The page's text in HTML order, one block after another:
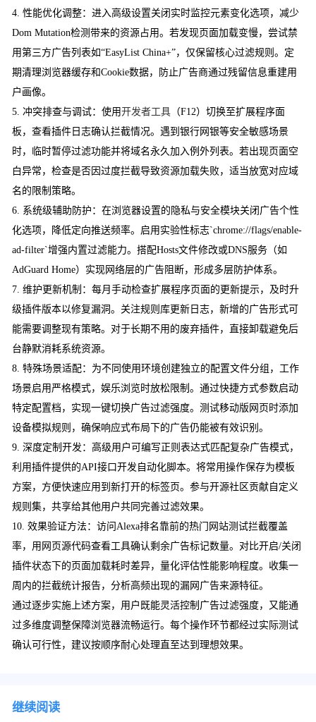
4. 性能优化调整：进入高级设置关闭实时监控元素变化选项，减少
Dom Mutation检测带来的资源占用。若发现页面加载变慢，尝试禁
用第三方广告列表如“EasyList China+”，仅保留核心过滤规则。定
期清理浏览器缓存和Cookie数据，防止广告商通过残留信息重建用
户画像。
5. 冲突排查与调试：使用开发者工具 （F12）切换至扩展程序面
板，查看插件日志确认拦截情况。遇到银行网银等安全敏感场景
时，临时暂停过滤功能并将域名永久加入例外列表。若出现页面空
白异常，检查是否因过度拦截导致资源加载失败，适当放宽对应域
名的限制策略。
6. 系统级辅助防护：在浏览器设置的隐私与安全模块关闭广告个性
化选项，降低定向推送频率。启用实验性标志`chrome://flags/enable-
ad-filter`增强内置过滤能力。搭配Hosts文件修改或DNS服务（如
AdGuard Home）实现网络层的广告阻断，形成多层防护体系。
7. 维护更新机制：每月手动检查扩展程序页面的更新提示，及时升
级插件版本以修复漏洞。关注规则库更新日志，新增的广告形式可
能需要调整现有策略。对于长期不用的废弃插件，直接卸载避免后
台静默消耗系统资源。
8. 特殊场景适配：为不同使用环境创建独立的配置文件分组，工作
场景启用严格模式，娱乐浏览时放松限制。通过快捷方式参数启动
特定配置档，实现一键切换广告过滤强度。测试移动版网页时添加
设备模拟规则，确保响应式布局下的广告仍能被有效识别。
9. 深度定制开发：高级用户可编写正则表达式匹配复杂广告模式，
利用插件提供的API接口开发自动化脚本。将常用操作保存为模板
方案，方便快速应用到新打开的标签页。参与开源社区贡献自定义
规则集，共享给其他用户共同完善过滤效果。
10. 效果验证方法：访问Alexa排名靠前的热门网站测试拦截覆盖
率，用网页源代码查看工具确认剩余广告标记数量。对比开启/关闭
插件状态下的页面加载耗时差异，量化评估性能影响程度。收集一
周内的拦截统计报告，分析高频出现的漏网广告来源特征。
通过逐步实施上述方案，用户既能灵活控制广告过滤强度，又能通
过多维度调整保障浏览器流畅运行。每个操作环节都经过实际测试
确认可行性，建议按顺序耐心处理直至达到理想效果。
继续阅读